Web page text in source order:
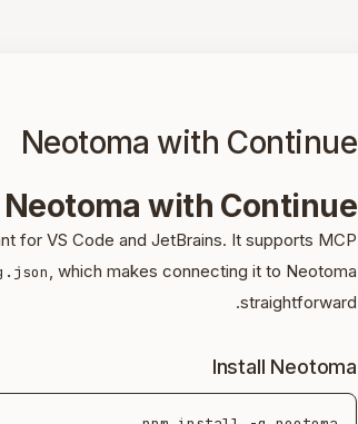
Neotoma with Continue
Neotoma with Continue
for VS Code and JetBrains. It supports MCP
, which makes connecting it to Neotoma
straightforward.
Install Neotoma